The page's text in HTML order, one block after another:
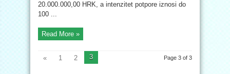
20.000.000,00 HRK, a intenzitet potpore iznosi do
100 ...
Read More »
Page 3 of 3
« 1 2 3